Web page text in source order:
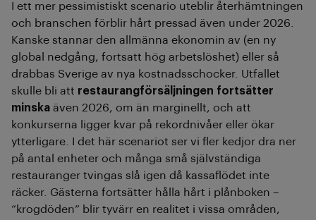
I ett mer pessimistiskt scenario uteblir återhämtningen
och branschen förblir hårt pressad även under 2026.
Kanske stannar den allmänna ekonomin av (en ny
global nedgång, fortsatt hög arbetslöshet) eller så
drabbas Sverige av nya kostnadsschocker. Utfallet
skulle bli att restaurangförsäljningen fortsätter
minska även 2026, om än marginellt, och att
konkurserna ligger kvar på rekordnivåer eller ökar
ytterligare. I det här scenariot ser vi fler kedjor dra ner
på antal enheter och många små självständiga
restauranger tvingas slå igen då kassaflödet inte
räcker. Gästerna fortsätter hålla hårt i plånboken –
“krogdöden” blir tyvärr en realitet i vissa områden,